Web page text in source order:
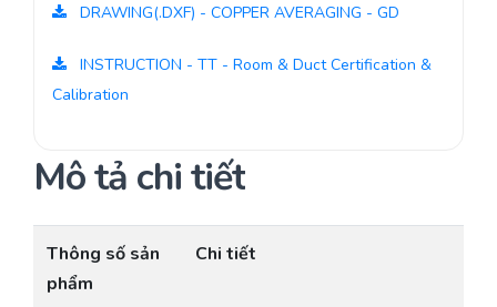
DRAWING(.DXF) - COPPER AVERAGING - GD
INSTRUCTION - TT - Room & Duct Certification &
Calibration
Mô tả chi tiết
Thông số sản
phẩm
Chi tiết